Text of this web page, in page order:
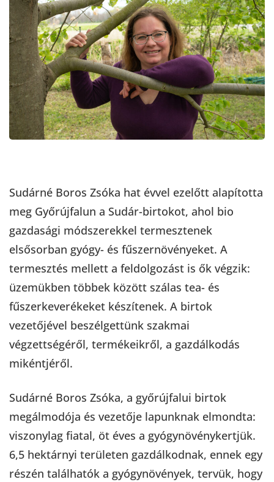
Sudárné Boros Zsóka hat évvel ezelőtt alapította
meg Győrújfalun a Sudár-birtokot, ahol bio
gazdasági módszerekkel termesztenek
elsősorban gyógy- és fűszernövényeket. A
termesztés mellett a feldolgozást is ők végzik:
üzemükben többek között szálas tea- és
fűszerkeverékeket készítenek. A birtok
vezetőjével beszélgettünk szakmai
végzettségéről, termékeikről, a gazdálkodás
mikéntjéről.
Sudárné Boros Zsóka, a győrújfalui birtok
megálmodója és vezetője lapunknak elmondta:
viszonylag fiatal, öt éves a gyógynövénykertjük.
6,5 hektárnyi területen gazdálkodnak, ennek egy
részén találhatók a gyógynövények, tervük, hogy